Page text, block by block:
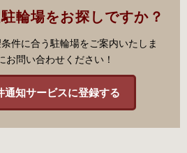
輪場をお探しですか？
件に合う駐輪場をご案内いたしま
お問い合わせください！
通知サービスに登録する